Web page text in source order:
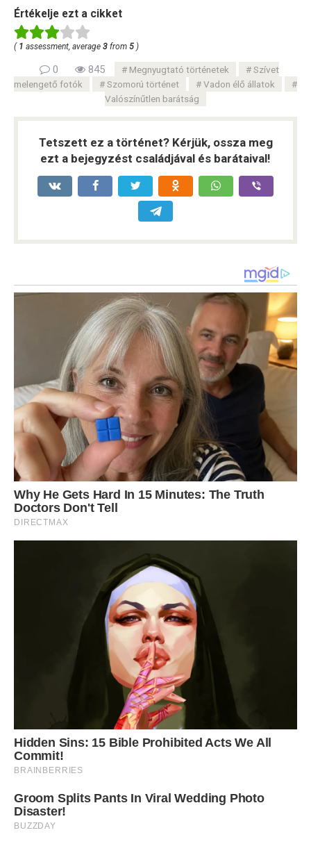
Értékelje ezt a cikket
( 1 assessment, average 3 from 5 )
0 845 Megnyugtató történetek
Szívet
melengető fotók
Szomorú történet
Vadon élő állatok
Valószínűtlen barátság
Tetszett ez a történet? Kérjük, ossza meg
ezt a bejegyzést családjával és barátaival!